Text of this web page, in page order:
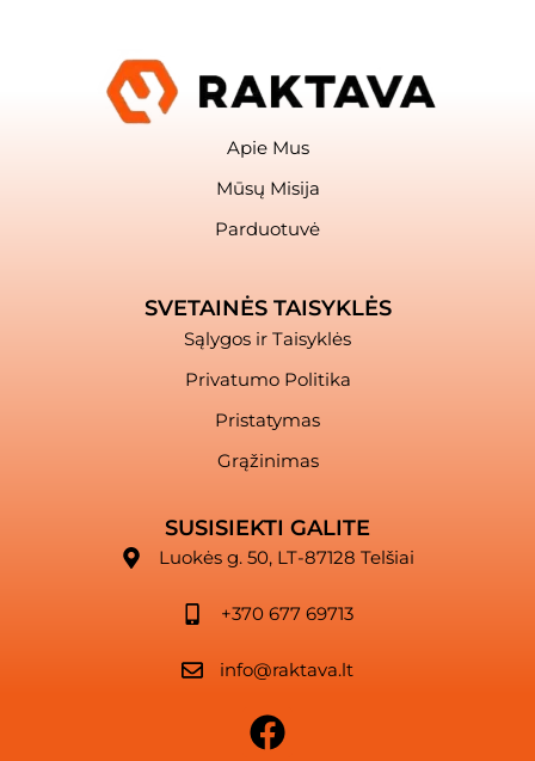
Apie Mus
Mūsų Misija
Parduotuvė
SVETAINĖS TAISYKLĖS
Sąlygos ir Taisyklės
Privatumo Politika
Pristatymas
Grąžinimas
SUSISIEKTI GALITE
Luokės g. 50, LT-87128 Telšiai
+370 677 69713
info@raktava.lt